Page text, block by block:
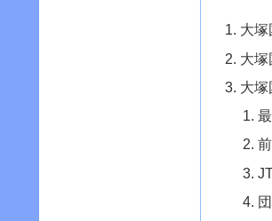
大塚
大塚
大塚